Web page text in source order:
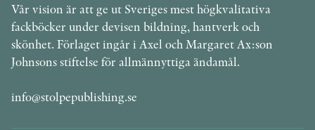
Vår vision är att ge ut Sveriges mest högkvalitativa
fackböcker under devisen bildning, hantverk och
skönhet. Förlaget ingår i Axel och Margaret Ax:son
Johnsons stiftelse för allmännyttiga ändamål.
info@stolpepublishing.se